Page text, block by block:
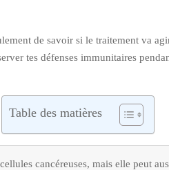
de savoir si le traitement va
tes défenses immunitaires
Table des matières
cancéreuses, mais elle peut